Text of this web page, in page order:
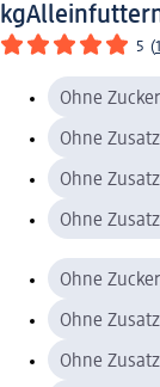
kg
5 (
Ohne
Ohne
Ohne
Ohne
Ohne
Ohne
Ohne